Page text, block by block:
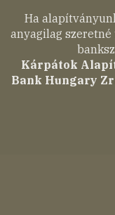
Ha
anyagilag
Kárpátok
Bank Hungary